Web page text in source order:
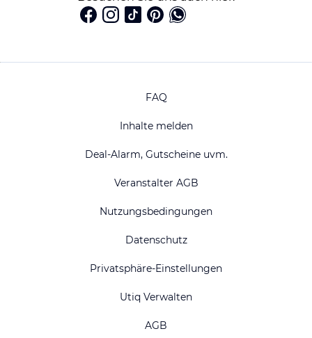
FAQ
Inhalte melden
Deal-Alarm, Gutscheine uvm.
Veranstalter AGB
Nutzungsbedingungen
Datenschutz
Privatsphäre-Einstellungen
Utiq Verwalten
AGB